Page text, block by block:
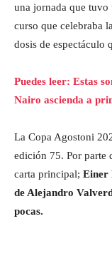
una jornada que tuvo
curso que celebraba
dosis de espectáculo
Puedes leer: Estas
Nairo ascienda a
La Copa Agostoni
edición 75. Por parte
carta principal; Einer
de Alejandro
pocas.